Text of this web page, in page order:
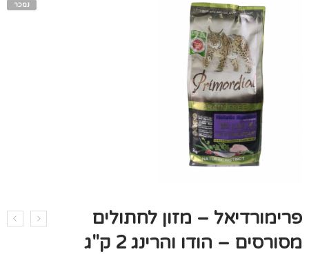
נמכר
פרימורדיאל – מזון לחתולים
מסורסים – הודו והרינג 2 ק"ג